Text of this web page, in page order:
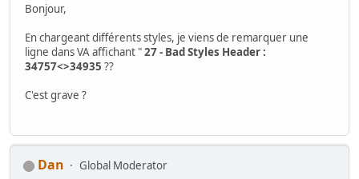
Bonjour,
En chargeant différents styles, je viens de remarquer une
ligne dans VA affichant "27 - Bad Styles Header :
34757<>34935 ??
C'est grave ?
Dan
Global Moderator